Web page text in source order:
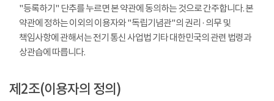
"등록하기" 단추를 누르면 본 약관에 동의하는 것으로 간주합니다. 본
약관에 정하는 이외의 이용자와 "독립기념관"의 권리 · 의무 및
책임사항에 관해서는 전기 통신 사업법 기타 대한민국의 관련 법령과
상관습에 따릅니다.
제2조(이용자의 정의)